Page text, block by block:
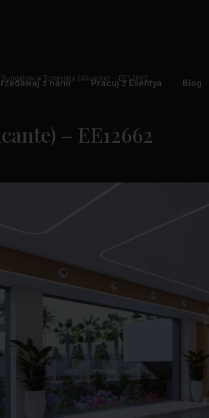
z nami Pracuj z Esentya Blog
Bungalow w Torrevieja (Alicante) – EE12662
– EE12662